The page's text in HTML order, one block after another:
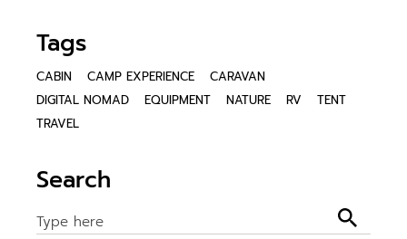
Tags
CABIN CAMP EXPERIENCE
CARAVAN
DIGITAL NOMAD
EQUIPMENT NATURE RV
TENT
TRAVEL
Search